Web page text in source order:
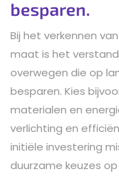
besparen.
Bij het verkennen
maat is het
overwegen die op
besparen. Kies
materialen en
verlichting en
initiële investering
duurzame keuzes